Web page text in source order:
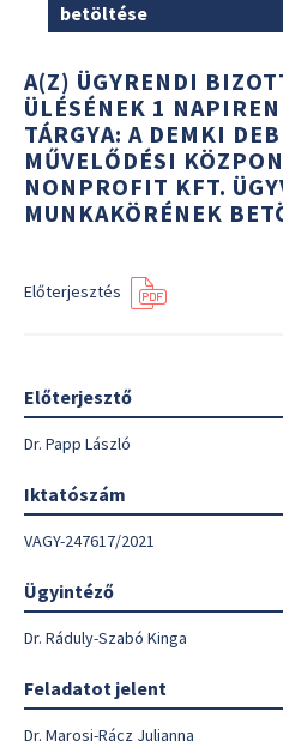
betöltése
A(Z) ÜGYRENDI
ÜLÉSÉNEK 1
TÁRGYA: A DEMKI
MŰVELŐDÉSI
NONPROFIT KFT.
MUNKAKÖRÉNEK
Előterjesztés
Előterjesztő
Dr. Papp László
Iktatószám
VAGY-247617/2021
Ügyintéző
Dr. Ráduly-Szabó Kinga
Feladatot jelent
Dr. Marosi-Rácz Julianna